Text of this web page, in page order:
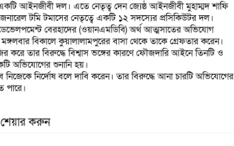
আইনজীবী দল। এতে নেতৃত্ব দেন জ্যেষ্ঠ আইনজীবী মুহাম্মদ শাফি
টমি টমাসের নেতৃত্বে একটি ১২ সদস্যের প্রসিকিউটর দল।
ডেভেলপমেন্ট বেরহাদের (ওয়ানএমডিবি) অর্থ আত্মসাতের অভিযোগ
মঙ্গলবার বিকালে কুয়ালালামপুরের বাসা থেকে তাকে গ্রেফতার করেন।
করে তার বিরুদ্ধে বিশ্বাস ভঙ্গের কারণে ফৌজদারি আইনে তিনটি ও
অভিযোগের শুনানি হয়।
নির্দোষ বলে দাবি করেন। তার বিরুদ্ধে আনা চারটি অভিযোগের
পারে।
করুন